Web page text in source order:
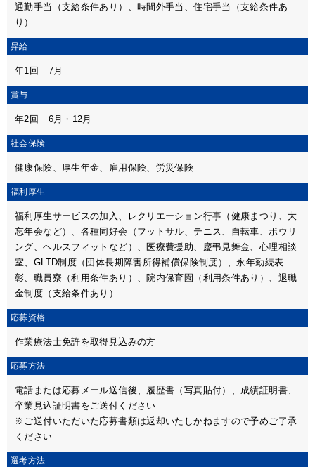
通勤手当（支給条件あり）、時間外手当、住宅手当（支給条件あ
り）
昇給
年1回 7月
賞与
年2回 6月・12月
社会保険
健康保険、厚生年金、雇用保険、労災保険
福利厚生
福利厚生サービスの加入、レクリエーション行事（健康まつり、大
忘年会など）、各種同好会（フットサル、テニス、自転車、ボウリ
ング、ヘルスフィットなど）、医療費援助、慶弔見舞金、心理相談
室、GLTD制度（団体長期障害所得補償保険制度）、永年勤続表
彰、職員寮（利用条件あり）、院内保育園（利用条件あり）、退職
金制度（支給条件あり）
応募資格
作業療法士免許を取得見込みの方
応募方法
電話または応募メール送信後、履歴書（写真貼付）、成績証明書、
卒業見込証明書をご送付ください
※ご送付いただいた応募書類は返却いたしかねますので予めご了承
ください
選考方法